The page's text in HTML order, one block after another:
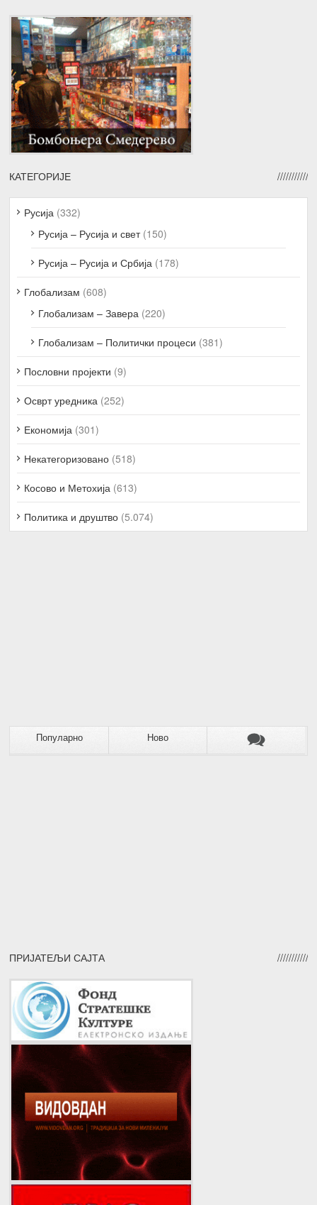
КАТЕГОРИЈЕ
Русија (332)
Русија – Русија и свет(150)
Русија – Русија и Србија (178)
Глобализам (608)
Глобализам – Завера (220)
Глобализам – Политички процеси (381)
Пословни пројекти (9)
Осврт уредника (252)
Економија (301)
Некатегоризовано (518)
Косово и Метохија (613)
Политика и друштво (5.074)
Популарно Ново
ПРИЈАТЕЉИ САЈТА